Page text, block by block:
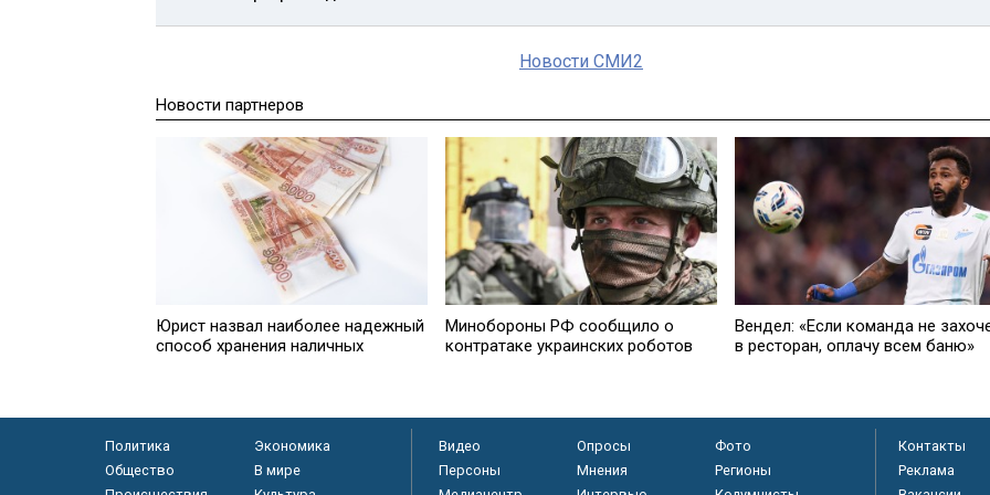
Новости СМИ2
Новости партнеров
Юрист нaзвал наиболее надежный
способ хранения наличных
Минобороны РФ сообщило о
контратаке украинских роботов
Вендел: «Если команда не
в ресторан, оплачу всем баню»
Политика
Экономика
Общество
В мире
Видео Опросы
Фото
Персоны
Мнения
Регионы
Контакты
Реклама